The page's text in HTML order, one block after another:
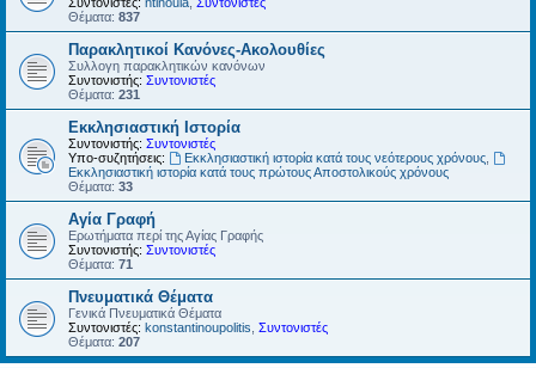
Θέματα: 837
Παρακλητικοί Κανόνες-Ακολουθίες
Συλλογη παρακλητικών κανόνων
Συντονιστής: Συντονιστές
Θέματα: 231
Εκκλησιαστική Ιστορία
Συντονιστής: Συντονιστές
Υπο-συζητήσεις:
Εκκλησιαστική ιστορία κατά τους νεότερους χρόνους,
Εκκλησιαστική ιστορία κατά τους πρώτους Αποστολικούς χρόνους
Θέματα: 33
Αγία Γραφή
Ερωτήματα περί της Αγίας Γραφής
Συντονιστής: Συντονιστές
Θέματα: 71
Πνευματικά Θέματα
Γενικά Πνευματικά Θέματα
Συντονιστές: konstantinoupolitis Συντονιστές
Θέματα: 207